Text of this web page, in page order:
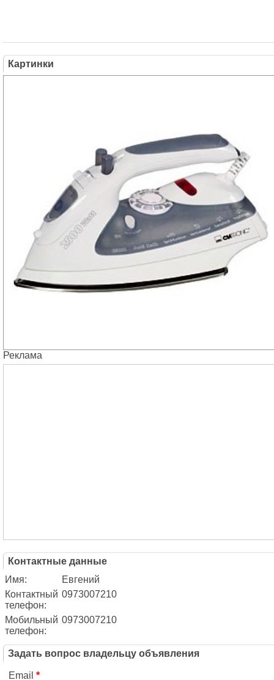
Картинки
Реклама
Контактные данные
Имя:
Евгений
Контактный
телефон:
0973007210
Мобильный
телефон:
0973007210
Задать вопрос владельцу объявления
Email *